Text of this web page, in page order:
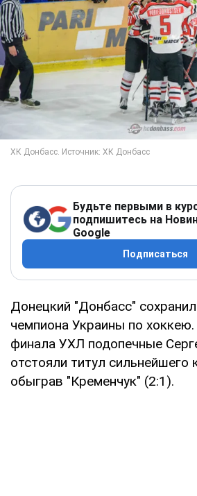
Будьте первыми в
подпишитесь на
Google
Подписаться
Донецкий "Донбасс"
чемпиона Украины по
финала УХЛ подопечные
отстояли титул сильнейшего
обыграв "Кременчук" (2:1).